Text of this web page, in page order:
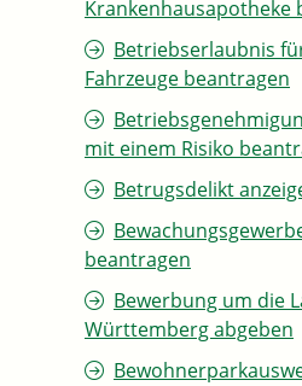
Krankenhausapotheke
Betriebserlaubnis
Fahrzeuge beantragen
mit einem Risiko
Betrugsdelikt
beantragen
Bewerbung um die
Württemberg abgeben